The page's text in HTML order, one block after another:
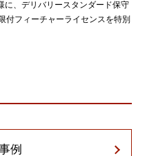
に、デリバリースタンダード保守
付フィーチャーライセンスを特別
例